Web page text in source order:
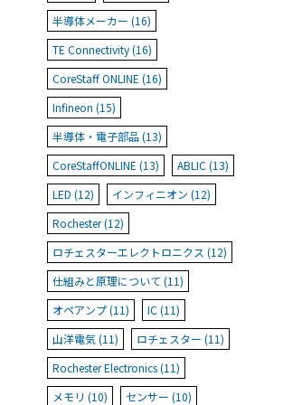
半導体メーカー (16)
TE Connectivity (16)
CoreStaff ONLINE (16)
Infineon (15)
半導体・電子部品 (13)
CoreStaffONLINE (13)
ABLIC (13)
LED (12)
インフィニオン (12)
Rochester (12)
ロチェスターエレクトロニクス (12)
仕組みと原理について (11)
オペアンプ (11)
IC (11)
山洋電気 (11)
ロチェスター (11)
Rochester Electronics (11)
メモリ (10)
センサー (10)